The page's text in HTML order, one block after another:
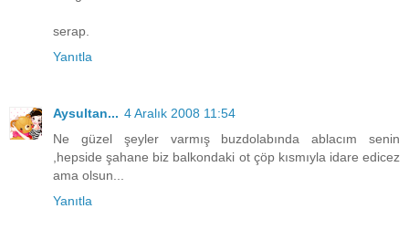
serap.
Yanıtla
Aysultan... 4 Aralık 2008 11:54
Ne güzel şeyler varmış buzdolabında ablacım senin
,hepside şahane biz balkondaki ot çöp kısmıyla idare edicez
ama olsun...
Yanıtla